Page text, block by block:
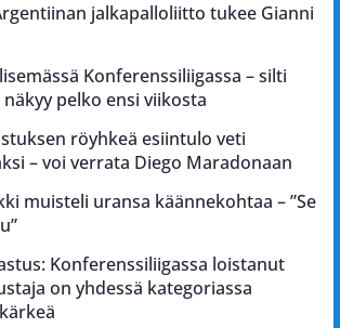
jalkapalloliitto tukee Gianni
Konferenssiliigassa – silti
pelko ensi viikosta
röyhkeä esiintulo veti
– voi verrata Diego Maradonaan
muisteli uransa käännekohtaa – ”Se
Konferenssiliigassa loistanut
on yhdessä kategoriassa